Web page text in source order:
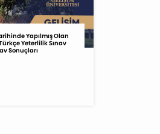
Yapılmış Olan
Yeterlilik Sınav
Sonuçları